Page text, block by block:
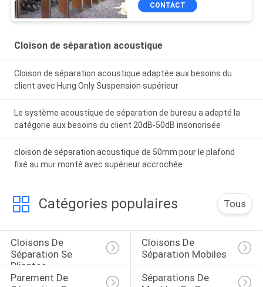
CONTACT
Cloison de séparation acoustique
Cloison de séparation acoustique adaptée aux besoins du
client avec Hung Only Suspension supérieur
Le système acoustique de séparation de bureau a adapté la
catégorie aux besoins du client 20dB-50dB insonorisée
cloison de séparation acoustique de 50mm pour le plafond
fixé au mur monté avec supérieur accrochée
Catégories populaires Tous
Cloisons De
Séparation Se
Pliantes
Cloisons De
Séparation Mobiles
Parement De
Séparations De